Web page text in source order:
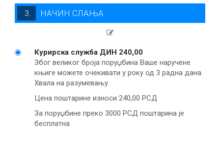
3. НАЧИН СЛАЊА
Курирска служба ДИН 240,00
Због великог броја поруџбина Ваше наручене
књиге можете очекивати у року од 3 радна дана.
Хвала на разумевању
Цена поштарине износи 240,00 РСД
За поруџбине преко 3000 РСД поштарина је
бесплатна